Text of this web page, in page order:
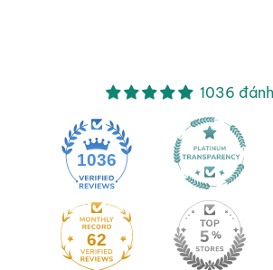
1036
1036
62